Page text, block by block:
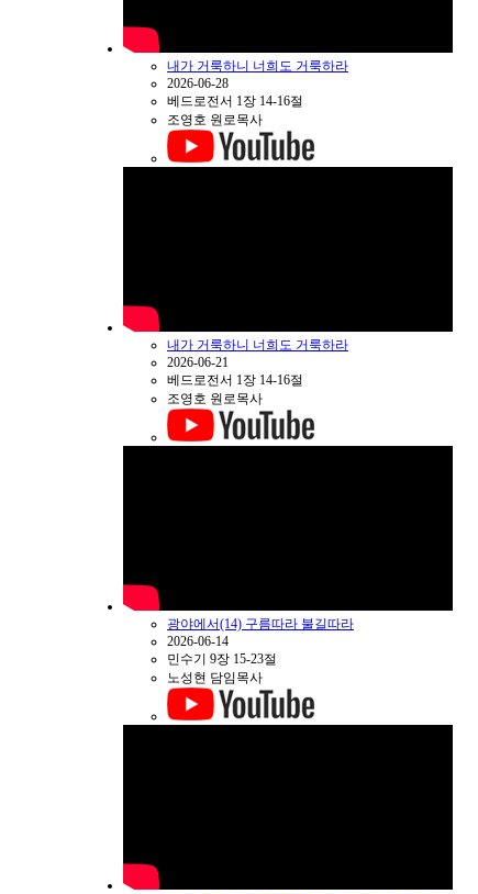
내가 거룩하니 너희도 거룩하라
2026-06-28
베드로전서 1장 14-16절
조영호 원로목사
내가 거룩하니 너희도 거룩하라
2026-06-21
베드로전서 1장 14-16절
조영호 원로목사
광야에서(14) 구름따라 불길따라
2026-06-14
민수기 9장 15-23절
노성현 담임목사